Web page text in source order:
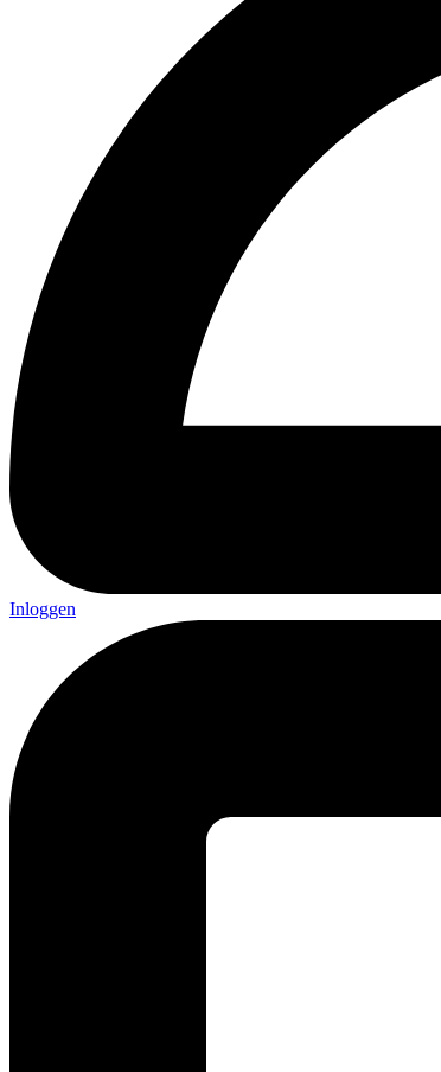
Inloggen